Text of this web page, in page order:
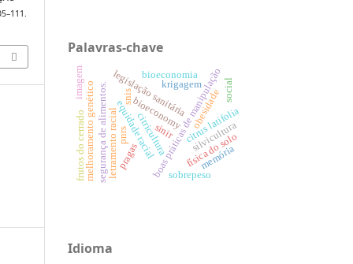
Palavras-chave
equidade racial
letramento racial boas práticas de manipulação
segurança de alimentos.legislação sanitária
citrus latifolia
citricultura
melhoramento genético pragas
silvicultura
sobrepeso
obesidade
física do solo
krigagem
bioeconomy
bioeconomia
frutos do cerrado pnrs
snis
sinir
memória
imagem social
Idioma